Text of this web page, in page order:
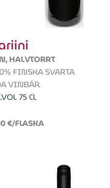
HALVTORRT
FINSKA SVARTA
VINBÄR.
75 CL
€/FLASKA